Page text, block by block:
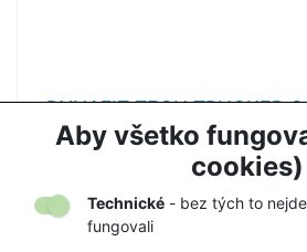
Aby všetko
cookies)
Technické - bez tých to
fungovali
DYNAFIT TECH TRUCKER
šiltovka
27,90 € 37,00